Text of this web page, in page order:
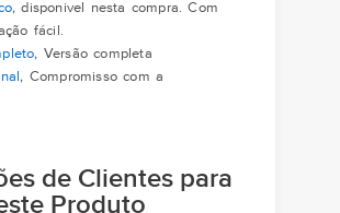
, disponivel nesta compra. Com
fácil.
, Versão completa
, Compromisso com a
de Clientes para
Produto